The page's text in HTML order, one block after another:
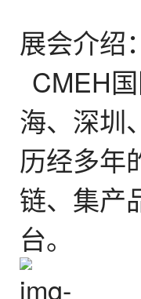
展会介绍：
CMEH
海、深圳
历经多年
链、集产
台。